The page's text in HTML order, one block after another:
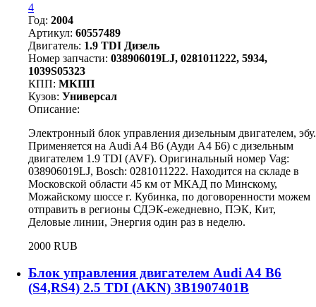
4
Год: 2004
Артикул: 60557489
Двигатель: 1.9 TDI Дизель
Номер запчасти: 038906019LJ, 0281011222, 5934,
1039S05323
КПП: МКПП
Кузов: Универсал
Описание:
Электронный блок управления дизельным двигателем, эбу.
Применяется на Audi A4 B6 (Ауди А4 Б6) с дизельным
двигателем 1.9 TDI (AVF). Оригинальный номер Vag:
038906019LJ, Bosch: 0281011222. Находится на складе в
Московской области 45 км от МКАД по Минскому,
Можайскому шоссе г. Кубинка, по договоренности можем
отправить в регионы СДЭК-ежедневно, ПЭК, Кит,
Деловые линии, Энергия один раз в неделю.
2000 RUB
Блок управления двигателем Audi A4 B6
(S4,RS4) 2.5 TDI (AKN) 3B1907401B